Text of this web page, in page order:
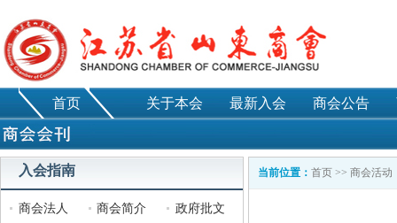
首页 关于本会 最新入会 商会公告
入会指南
商会法人 商会简介
政府批文
当前位置： 首页 >> 商会活动